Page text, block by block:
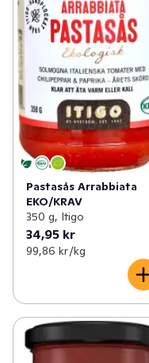
Pastasås Arrabbiata
EKO/KRAV
350 g, Itigo
34,95 kr
99,86 kr /kg